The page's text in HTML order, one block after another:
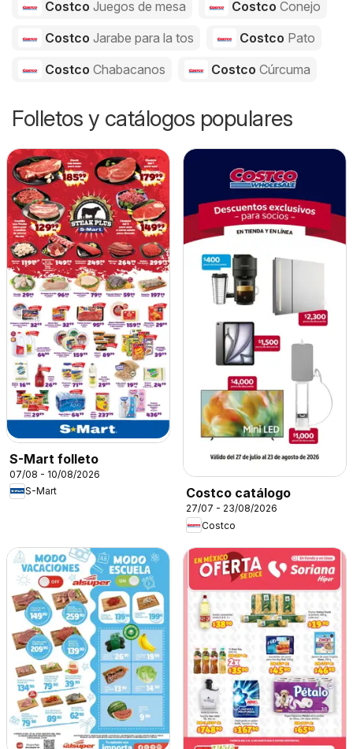
Costco Juegos de mesa Costco Conejo
Costco Jarabe para la tos Costco Pato
Costco Chabacanos Costco Cúrcuma
Folletos y catálogos populares
S-Mart folleto
07/08 - 10/08/2026
S-Mart
Costco catálogo
27/07 - 23/08/2026
Costco